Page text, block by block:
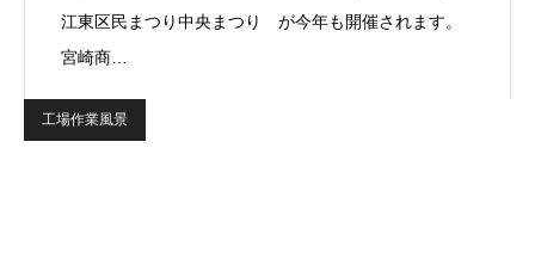
江東区民まつり中央まつり が今年も開催されます。
宮崎商…
工場作業風景